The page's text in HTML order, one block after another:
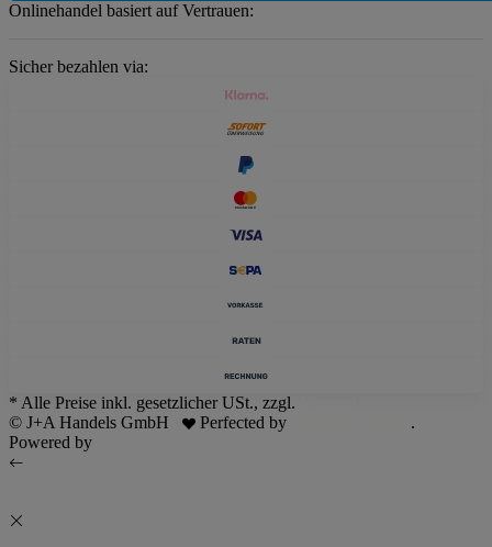
Onlinehandel basiert auf Vertrauen:
Sicher bezahlen via:
* Alle Preise inkl. gesetzlicher USt., zzgl.
© J+A Handels GmbH
Perfected by
.
Powered by